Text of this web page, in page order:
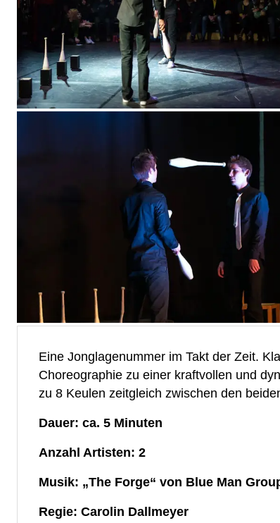
Eine Jonglagenummer im Takt der Zeit.
Choreographie zu einer kraftvollen und
zu 8 Keulen zeitgleich zwischen den
Dauer: ca. 5 Minuten
Anzahl Artisten: 2
Musik: „The Forge“ von Blue Man
Regie: Carolin Dallmeyer